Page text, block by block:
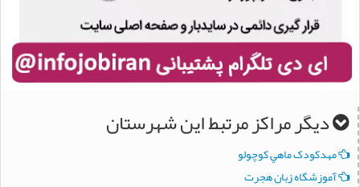
دیگر مراکز مرتبط این شهرستان
مهدکودک ماهي کوچولو
آموزشگاه زبان هجرت